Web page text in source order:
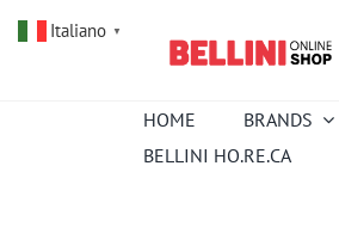
HOME BRANDS
Alessi
Amouroud
BELLINI HO.RE.CA
Italiano ▼